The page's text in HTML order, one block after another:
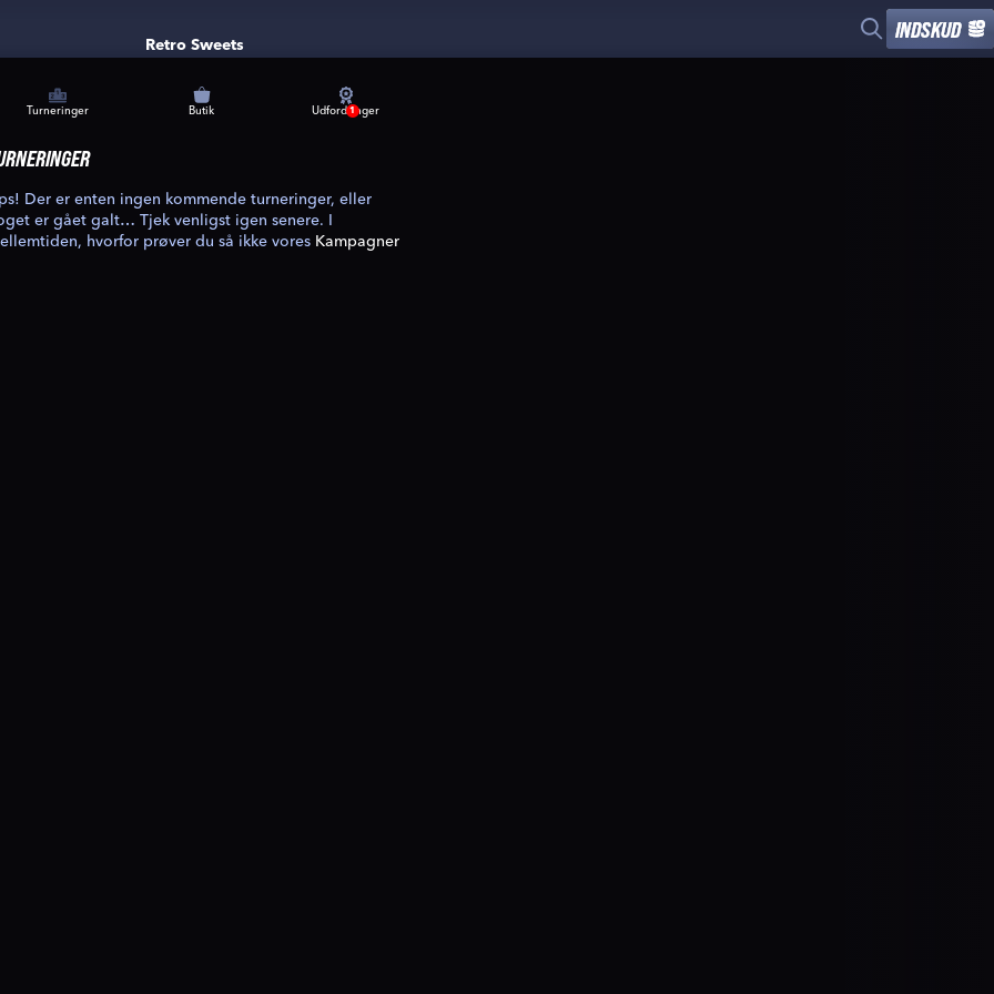
Retro Sweets
INDSKUD
Turneringer Butik 1
Udfordringer
Der er enten ingen kommende turneringer, eller
er gået galt… Tjek venligst igen senere. I
hvorfor prøver du så ikke vores Kampagner